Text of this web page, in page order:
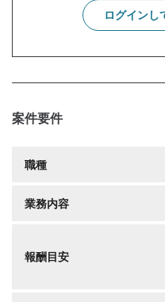
ログインし
案件要件
職種
業務内容
報酬目安